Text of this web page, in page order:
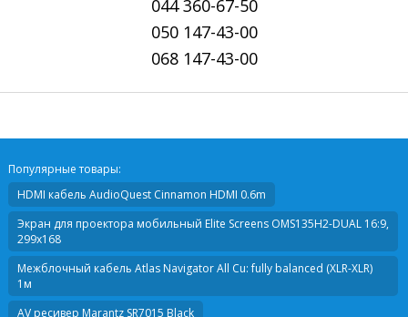
044360-67-50
050147-43-00
068147-43-00
Популярные товары:
HDMI кабель AudioQuest Cinnamon HDMI 0.6m
Экран для проектора мобильный Elite Screens OMS135H2-DUAL 16:9,
299x168
Межблочный кабель Atlas Navigator All Cu: fully balanced (XLR-XLR)
1м
AV ресивер Marantz SR7015 Black